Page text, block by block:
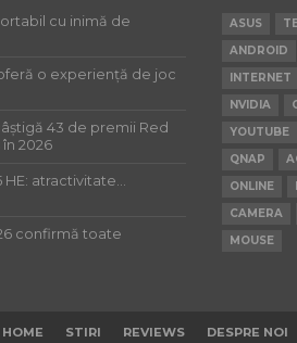
cu inimă de
o experiență de joc
43 de premii Red
2026
HE: atractivitate…
confirmă toate
ASUS
ANDROID
INTERNET
NVIDIA
YOUTUBE
QNAP
ONLINE
CAMERA
MOUSE
HOME STIRI REVIEWS DESPRE NOI